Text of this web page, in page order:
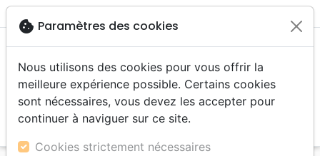
menu
cookie Paramètres des cookies
Nous utilisons des cookies pour vous offrir la
meilleure expérience possible. Certains cookies
sont nécessaires, vous devez les accepter pour
continuer à naviguer sur ce site.
Cookies strictement nécessaires